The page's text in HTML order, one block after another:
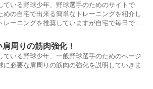
ている野球少年、野球選手のためのサイトで
めの自宅で出来る簡単なトレーニングを紹介し
ーニングを推奨していますが自宅で毎日でき
周りの筋肉強化！
ている野球少年、一般野球選手のためのページ
に必要な肩周りの筋肉の強化を説明していきま